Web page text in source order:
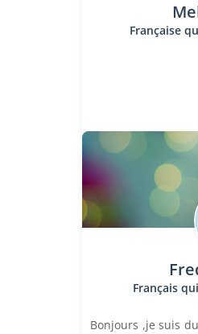
Française
Français
Bonjours ,je suis